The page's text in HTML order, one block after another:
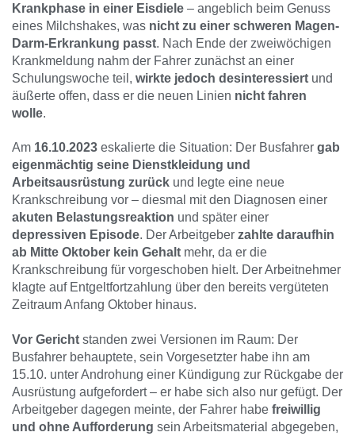
Krankphase in einer Eisdiele – angeblich beim Genuss
eines Milchshakes, was nicht zu einer schweren Magen-
Darm-Erkrankung passt. Nach Ende der zweiwöchigen
Krankmeldung nahm der Fahrer zunächst an einer
Schulungswoche teil, wirkte jedoch desinteressiert und
äußerte offen, dass er die neuen Linien nicht fahren
wolle.
Am 16.10.2023 eskalierte die Situation: Der Busfahrer gab
eigenmächtig seine Dienstkleidung und
Arbeitsausrüstung zurück und legte eine neue
Krankschreibung vor – diesmal mit den Diagnosen einer
akuten Belastungsreaktion und später einer
depressiven Episode. Der Arbeitgeber zahlte daraufhin
ab Mitte Oktober kein Gehalt mehr, da er die
Krankschreibung für vorgeschoben hielt. Der Arbeitnehmer
klagte auf Entgeltfortzahlung über den bereits vergüteten
Zeitraum Anfang Oktober hinaus.
Vor Gericht standen zwei Versionen im Raum: Der
Busfahrer behauptete, sein Vorgesetzter habe ihn am
15.10. unter Androhung einer Kündigung zur Rückgabe der
Ausrüstung aufgefordert – er habe sich also nur gefügt. Der
Arbeitgeber dagegen meinte, der Fahrer habe freiwillig
und ohne Aufforderung sein Arbeitsmaterial abgegeben,